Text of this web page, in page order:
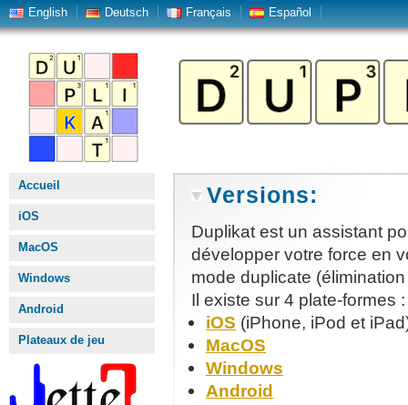
English Deutsch Français Español
Accueil
iOS
MacOS
Windows
Android
Plateaux de jeu
Versions:
Duplikat est un assistant
développer votre force en
mode duplicate
Il existe sur 4 plate-formes :
iOS (iPhone, iPod et
MacOS
Windows
Android